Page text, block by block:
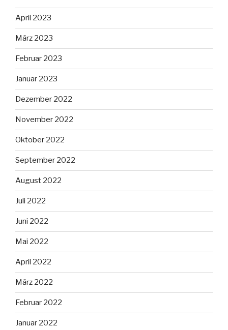
April 2023
März 2023
Februar 2023
Januar 2023
Dezember 2022
November 2022
Oktober 2022
September 2022
August 2022
Juli 2022
Juni 2022
Mai 2022
April 2022
März 2022
Februar 2022
Januar 2022